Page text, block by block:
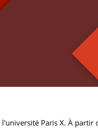
Paris X. À partir